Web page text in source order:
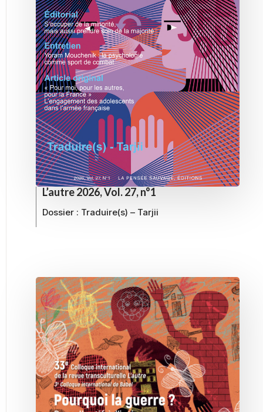
L’autre 2026, Vol. 27, n°1
Dossier : Traduire(s) – Tarjii